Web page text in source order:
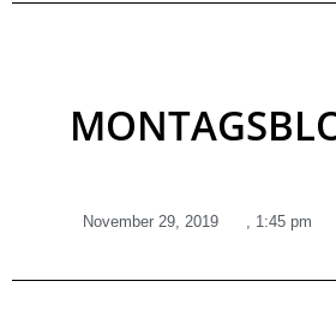
November 29, 2019 , 1:45 pm